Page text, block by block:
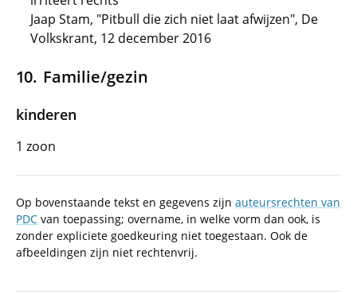
Jaap Stam, "Pitbull die zich niet laat afwijzen", De
Volkskrant, 12 december 2016
Familie/gezin
kinderen
1 zoon
Op bovenstaande tekst en gegevens zijn auteursrechten van
PDC van toepassing; overname, in welke vorm dan ook, is
zonder expliciete goedkeuring niet toegestaan. Ook de
afbeeldingen zijn niet rechtenvrij.